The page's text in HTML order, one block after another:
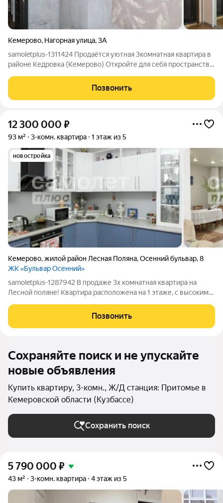
Кемерово, Нагорная улица,3А
samoletplus-1311424 Продаётся уютная 3комнатная квартира в
районе Кедровка (Кемерово) Откройте для себя пространство
каждая деталь продумана для вашего удобства! Ключевые
характеристики:
Позвонить
12 300 000 ₽
93 м² 3-комн. квартира 1 этаж из 5
новостройка
Кемерово,жилой район Лесная Поляна,Осенний бульвар,8
ЖК «Бульвар Осенний»
samoletplus-1287942 В продаже 3х комнатная квартира на
Лесной поляне! Квартира расположена на 1 этаже, с высоким
поликлиника, школа, детский сад и все магазины. Окна на 2
стороны, 3 окна на
Позвонить
Сохраняйте поиск и не упускайте
новые объявления
Купить квартиру, 3-комн., Ж/Д станция: Притомье в
Кемеровской области (Кузбассе)
Сохранить поиск
5 790 000 ₽
43 м² 3-комн. квартира 4 этаж из 5